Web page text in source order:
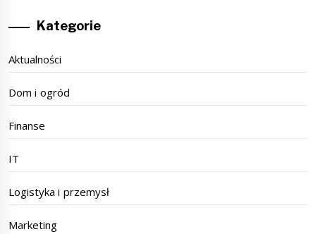
Kategorie
Aktualności
Dom i ogród
Finanse
IT
Logistyka i przemysł
Marketing